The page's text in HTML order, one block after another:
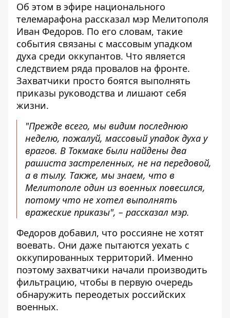
Об этом в эфире национального
телемарафона рассказал мэр Мелитополя
Иван Федоров. По его словам, такие
события связаны с массовым упадком
духа среди оккупантов. Что является
следствием ряда провалов на фронте.
Захватчики просто боятся выполнять
приказы руководства и лишают себя
жизни.
"Прежде всего, мы видим последнюю
неделю, пожалуй, массовый упадок духа у
врагов. В Токмаке были найдены два
рашиста застреленных, не на передовой,
а в тылу. Также, мы знаем, что в
Мелитополе один из военных повесился,
потому что не хотел выполнять
вражеские приказы", – рассказал мэр.
Федоров добавил, что россияне не хотят
воевать. Они даже пытаются уехать с
оккупированных территорий. Именно
поэтому захватчики начали производить
фильтрацию, чтобы в первую очередь
обнаружить переодетых российских
военных.